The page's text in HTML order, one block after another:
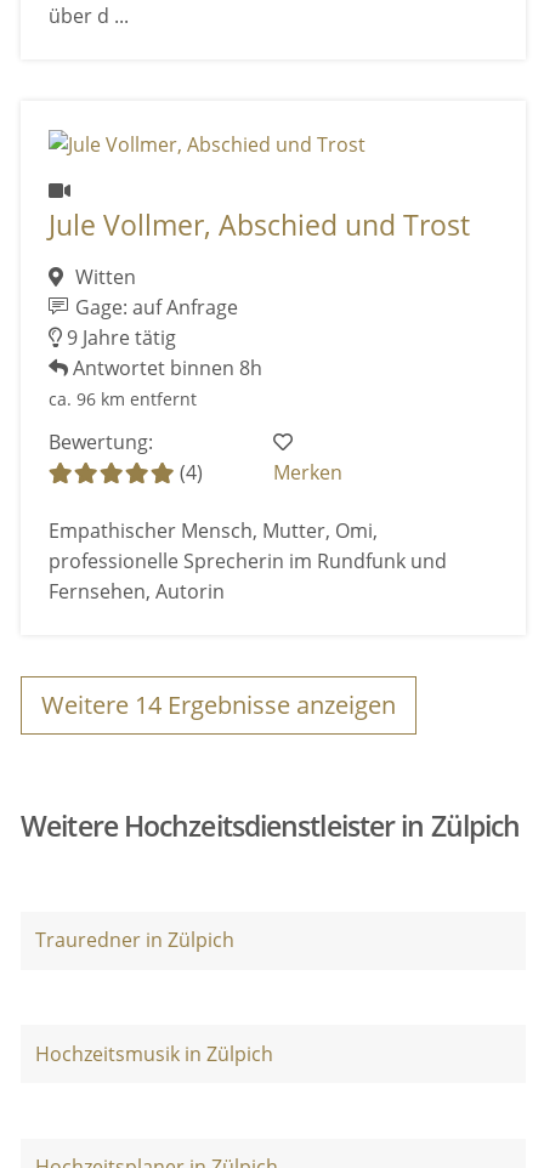
über d ...
Jule Vollmer, Abschied und Trost
Witten
Gage: auf Anfrage
9 Jahre tätig
Antwortet binnen 8h
ca. 96 km entfernt
Bewertung:
(4)
Merken
Empathischer Mensch, Mutter, Omi,
professionelle Sprecherin im Rundfunk und
Fernsehen, Autorin
Weitere 14 Ergebnisse anzeigen
Weitere Hochzeitsdienstleister in Zülpich
Trauredner in Zülpich
Hochzeitsmusik in Zülpich